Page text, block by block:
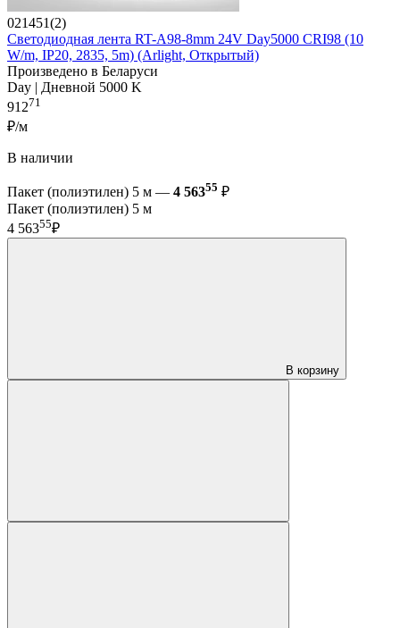
021451(2)
Светодиодная лента RT-A98-8mm 24V Day5000 CRI98 (10
W/m, IP20, 2835, 5m) (Arlight, Открытый)
Произведено в Беларуси
Day | Дневной 5000 K
91271
₽/м
В наличии
Пакет (полиэтилен) 5 м — 4 56355 ₽
Пакет (полиэтилен) 5 м
4 56355₽
В корзину